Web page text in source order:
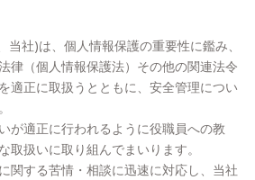
当社)は、個人情報保護の重要性に鑑み、
律（個人情報保護法）その他の関連法令
適正に取扱うとともに、安全管理につい
が適正に行われるように役職員への教
取扱いに取り組んでまいります。
関する苦情・相談に迅速に対応し、当社